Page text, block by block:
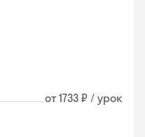
от 1733 ₽ / урок